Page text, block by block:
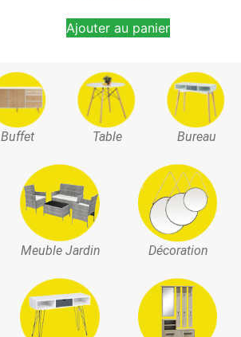
Ajouter au panier
Buffet Table Bureau
Meuble Jardin Décoration